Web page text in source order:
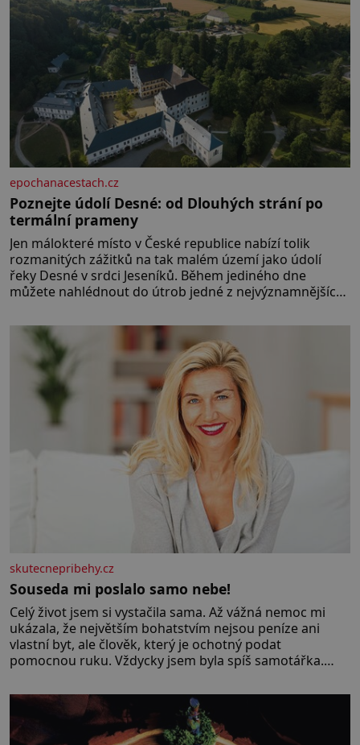
[…]
epochanacestach.cz
Poznejte údolí Desné: od Dlouhých strání po
termální prameny
Jen málokteré místo v České republice nabízí tolik
rozmanitých zážitků na tak malém území jako údolí
řeky Desné v srdci Jeseníků. Během jediného dne
můžete nahlédnout do útrob jedné z nejvýznamnějších
hřebeny, projet se na koloběžce a den zakončit
poznáváním památek ve Velkých Losinách nebo v
termálním
skutecnepribehy.cz
Souseda mi poslalo samo nebe!
Celý život jsem si vystačila sama. Až vážná nemoc mi
ukázala, že největším bohatstvím nejsou peníze ani
vlastní byt, ale člověk, který je ochotný podat
pomocnou ruku. Vždycky jsem byla spíš samotářka.
partnera. Stačily mi knihy, práce a hlavně klid. Hned po
studiích jsem odešla z rodného města,